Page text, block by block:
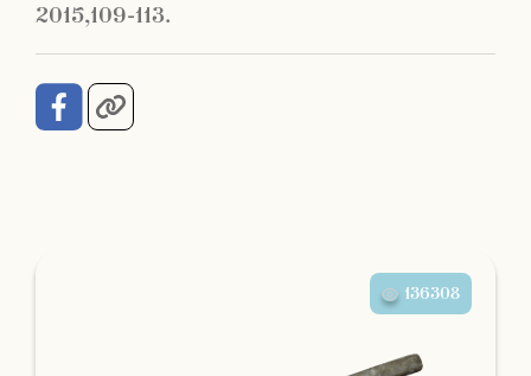
2015,109-113.
136308